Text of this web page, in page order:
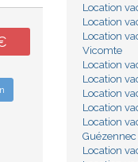
Location
Location
Location
Vicomte
Location
Location
Location
Location
Location
Guézennec
Location